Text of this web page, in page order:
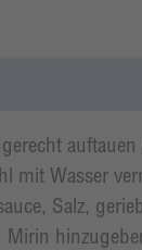
mit Wasser
Salz,
Mirin